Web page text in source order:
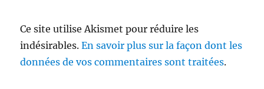
Ce site utilise Akismet pour réduire les
indésirables.En savoir plus sur la façon dont les
données de vos commentaires sont traitées.